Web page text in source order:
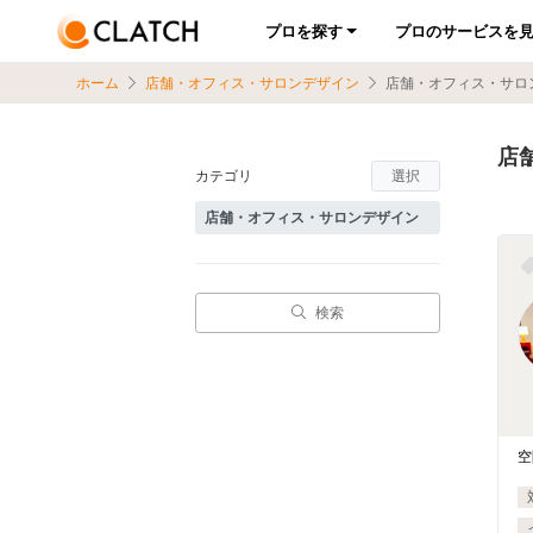
プロを探す プロのサービスを
ホーム 店舗・オフィス・サロンデザイン 店舗・オフィス・サロ
店
カテゴリ 選択
検索